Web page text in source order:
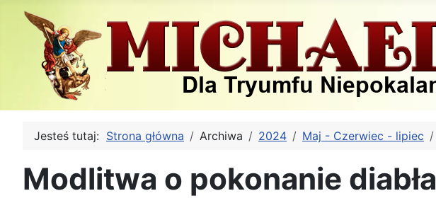
Jesteś tutaj: Strona główna Archiwa 2024 Maj - Czerwiec - lipiec
Modlitwa o pokonanie diabła